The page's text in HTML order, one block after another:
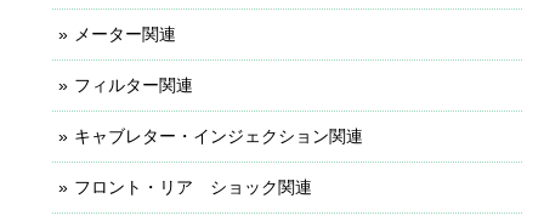
メーター関連
フィルター関連
キャブレター・インジェクション関連
フロント・リア ショック関連